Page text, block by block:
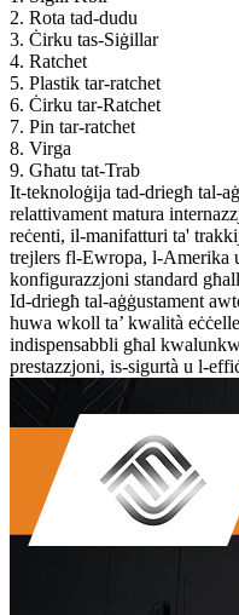
2. Rota tad-dudu
3. Ċirku tas-Siġillar
4. Ratchet
5. Plastik tar-ratchet
6. Ċirku tar-Ratchet
7. Pin tar-ratchet
8. Virga
9. Għatu tat-Trab
It-teknoloġija tad-driegħ tal-
relattivament matura
reċenti, il-manifatturi ta'
trejlers fl-Ewropa, l-Amerika
konfigurazzjoni standard
Id-driegħ tal-aġġustament
huwa wkoll ta’ kwalità
indispensabbli għal
prestazzjoni, is-sigurtà u l-